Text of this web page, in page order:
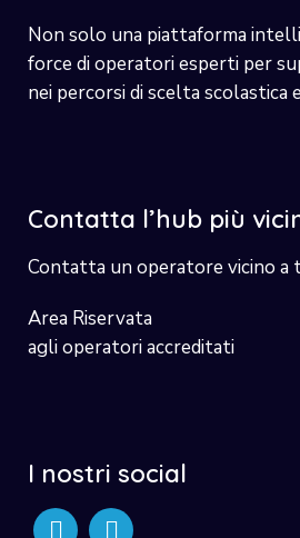
Non solo una piattaforma
force di operatori esperti per
nei percorsi di scelta scolastica
Contatta l’hub più
Contatta un operatore vicino a
Area Riservata
agli operatori accreditati
I nostri social